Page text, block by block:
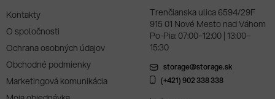
Kontakty
O spoločnosti
Ochrana osobných údajov
Obchodné podmienky
Marketingová komunikácia
Trenčianska ulica 6594/29F
915 01 Nové Mesto nad Váhom
Po-Pia: 07:00–12:00 | 13:00–
15:30
storage@storage.sk
(+421) 902 338 338